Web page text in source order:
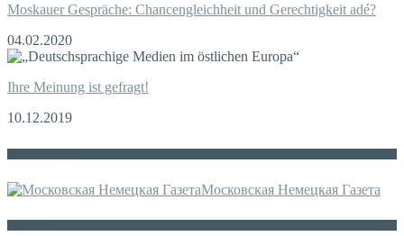
Moskauer Gespräche: Chancengleichheit und Gerechtigkeit adé?
04.02.2020
Ihre Meinung ist gefragt!
10.12.2019
Московская Немецкая Газета